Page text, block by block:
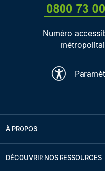
Numéro
À PROPOS
DÉCOUVRIR NOS RESSOURCES